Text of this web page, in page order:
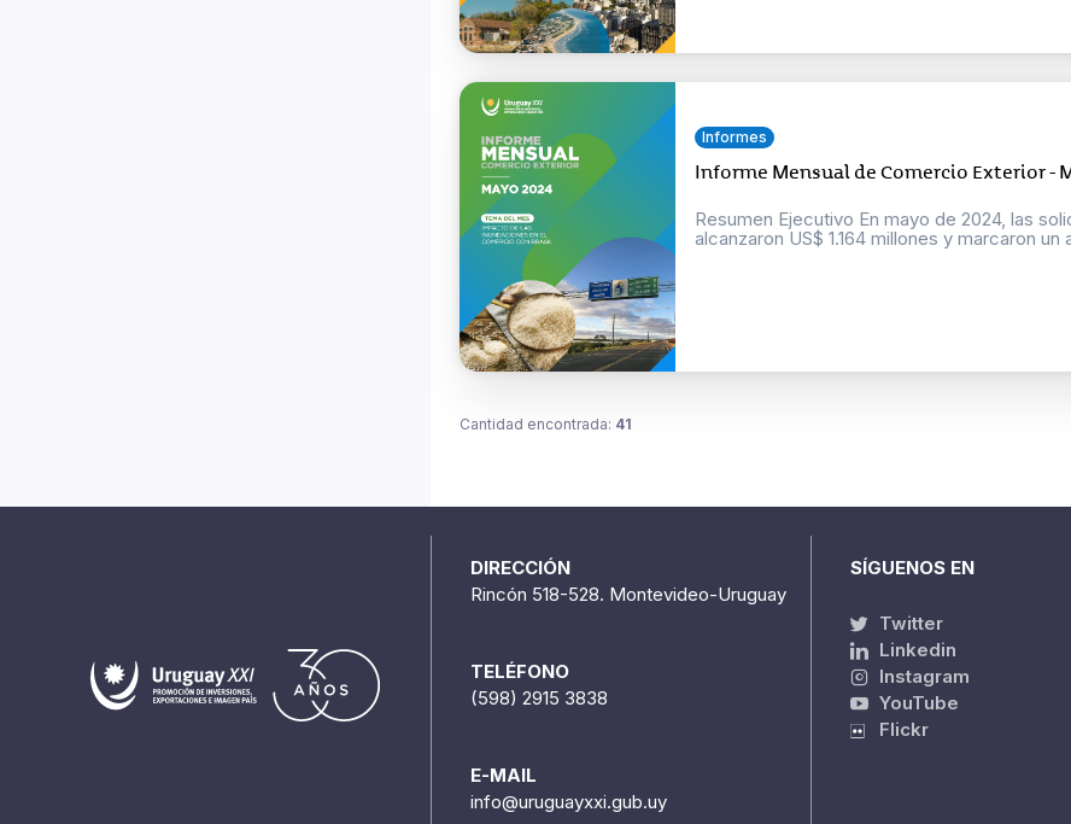
Informes
Informe Mensual de Comercio Exterior -
Resumen Ejecutivo En mayo de 2024, las
alcanzaron US$ 1.164 millones y marcaron un
Cantidad encontrada: 41
DIRECCIÓN
Rincón 518-528. Montevideo-Uruguay
TELÉFONO
(598) 2915 3838
E-MAIL
info@uruguayxxi.gub.uy
SÍGUENOS EN
Twitter
Linkedin
Instagram
YouTube
Flickr